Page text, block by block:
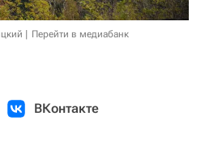
Перейти в медиабанк
ВКонтакте